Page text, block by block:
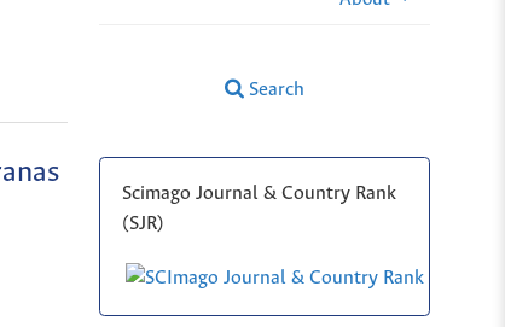
Search
Scimago Journal & Country Rank
(SJR)